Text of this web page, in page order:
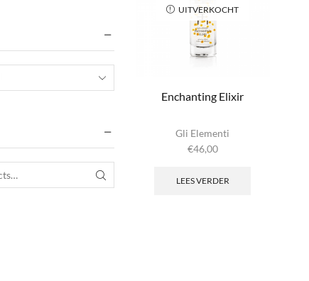
UITVERKOCHT
Enchanting Elixir
Gli Elementi
€46,00
LEES VERDER
SEARCH